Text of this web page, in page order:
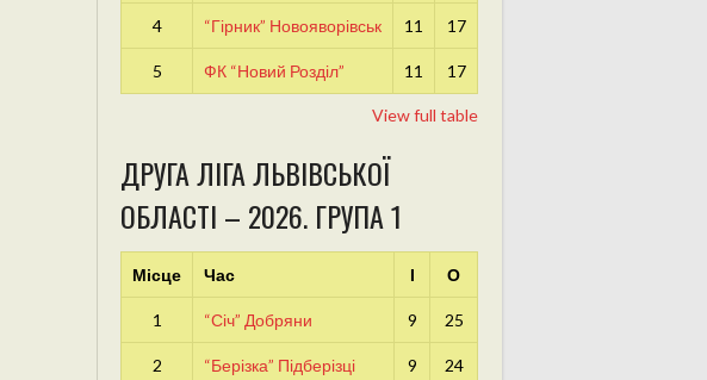
4 “Гірник” Новояворівськ 11 17
5 ФК “Новий Розділ” 11 17
View full table
ДРУГА ЛІГА ЛЬВІВСЬКОЇ
ОБЛАСТІ – 2026. ГРУПА 1
Місце Час І О
1 “Січ” Добряни 9 25
2 “Берізка” Підберізці 9 24